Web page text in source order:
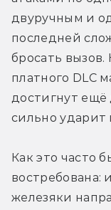
двуручным и
последней
бросать вызов.
платного DLC
достигнут ещё
сильно ударит
Как это часто
востребована:
железяки